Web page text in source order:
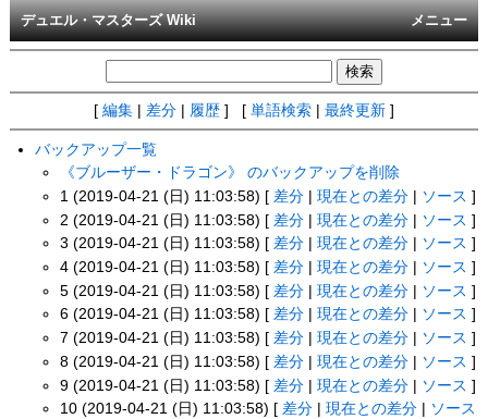
メニュー
デュエル・マスターズ Wiki
[ 編集 差分 履歴 ] [ 単語検索 最終更新 ]
バックアップ一覧
《ブルーザー・ドラゴン》 のバックアップを削除
1 (2019-04-21 (日) 11:03:58) [ 差分 |現在との差分 ソース ]
2 (2019-04-21 (日) 11:03:58) [ 差分 |現在との差分 ソース ]
3 (2019-04-21 (日) 11:03:58) [ 差分 |現在との差分 ソース ]
4 (2019-04-21 (日) 11:03:58) [ 差分 |現在との差分 ソース ]
5 (2019-04-21 (日) 11:03:58) [ 差分 |現在との差分 ソース ]
6 (2019-04-21 (日) 11:03:58) [ 差分 |現在との差分 ソース ]
7 (2019-04-21 (日) 11:03:58) [ 差分 |現在との差分 ソース ]
8 (2019-04-21 (日) 11:03:58) [ 差分 |現在との差分 ソース ]
9 (2019-04-21 (日) 11:03:58) [ 差分 |現在との差分 | ソース ]
10 (2019-04-21 (日) 11:03:58) [ 差分 |現在との差分
ソース